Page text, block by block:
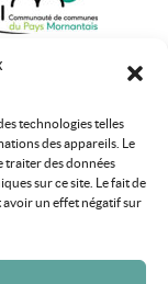
technologies telles
des appareils. Le
traiter des données
sur ce site. Le fait de
un effet négatif sur